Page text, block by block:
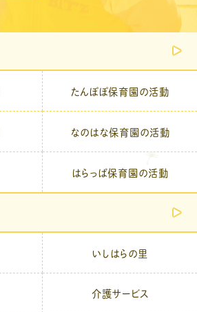
たんぽぽ保育園の活動
なのはな保育園の活動
はらっぱ保育園の活動
いしはらの里
介護サービス